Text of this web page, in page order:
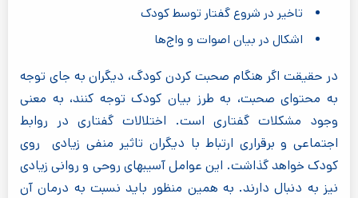
تاخیر در شروع گفتار توسط کودک
اشکال در بیان اصوات و واج‌ها
در حقیقت اگر هنگام صحبت کردن کودگ، دیگران به جای توجه
به محتوای صحبت، به طرز بیان کودک توجه کنند، به معنی
وجود مشکلات گفتاری است. اختلالات گفتاری در روابط
اجتماعی و برقراری ارتباط با دیگران تاثیر منفی زیادی روی
کودک خواهد گذاشت. این عوامل آسیبهای روحی و روانی زیادی
نیز به دنبال دارند. به همین منظور باید نسبت به درمان آن